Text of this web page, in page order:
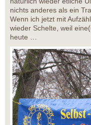
nichts anderes als ein
Wenn ich jetzt mit
wieder Schelte, weil
heute …